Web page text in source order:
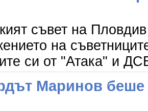
съвет на Пловдив
на
си от "Атака" и
Маринов беше